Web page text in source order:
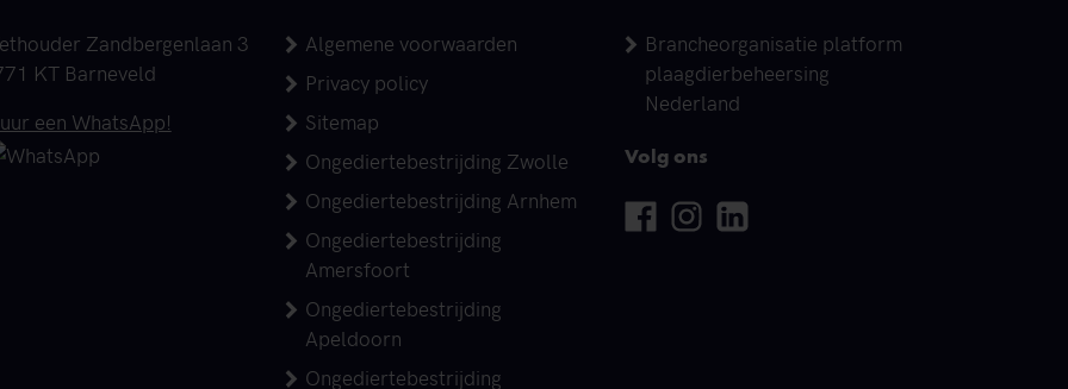
Zandbergenlaan 3
KT Barneveld
een WhatsApp!
Algemene voorwaarden
Privacy policy
Sitemap
Ongediertebestrijding Zwolle
Ongediertebestrijding Arnhem
Ongediertebestrijding
Amersfoort
Ongediertebestrijding
Apeldoorn
Ongediertebestrijding
Brancheorganisatie platform
plaagdierbeheersing
Nederland
Volg ons
Facebook
InstagramLinkedin